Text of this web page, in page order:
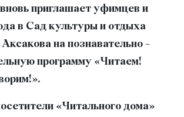
приглашает уфимцев и
в Сад культуры и отдыха
на познавательно -
программу «Читаем!
«Читального дома»